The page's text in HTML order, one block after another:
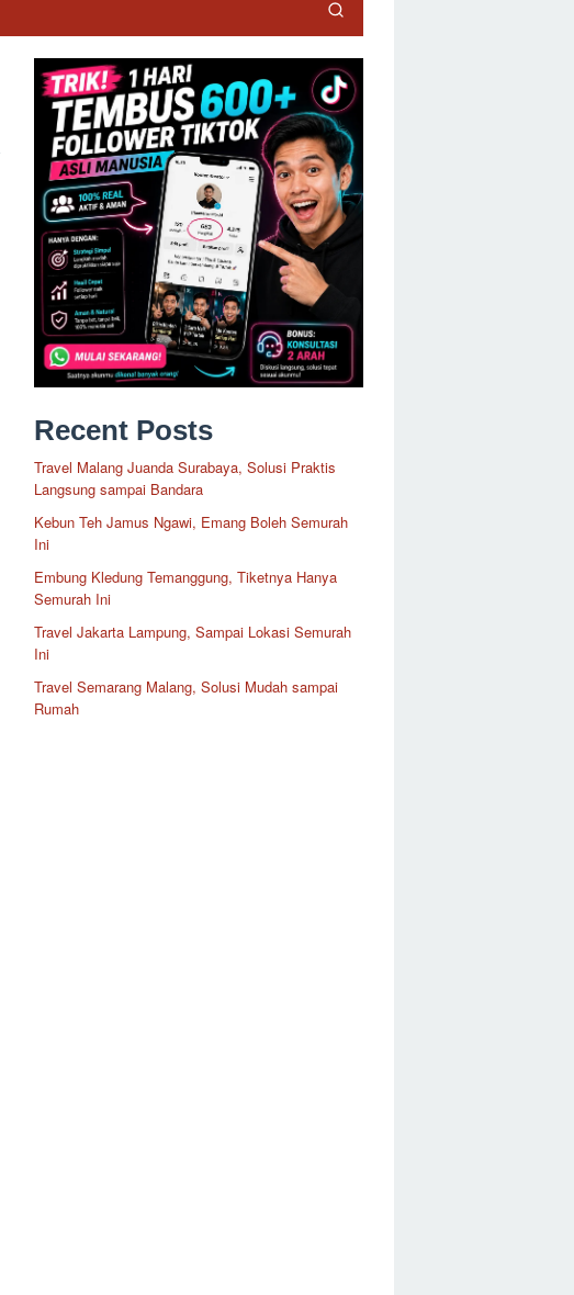
Recent Posts
Travel Malang Juanda Surabaya, Solusi Praktis
Langsung sampai Bandara
Kebun Teh Jamus Ngawi, Emang Boleh Semurah
Ini
Embung Kledung Temanggung, Tiketnya Hanya
Semurah Ini
Travel Jakarta Lampung, Sampai Lokasi Semurah
Ini
Travel Semarang Malang, Solusi Mudah sampai
Rumah